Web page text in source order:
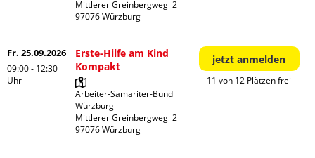
Mittlerer Greinbergweg  2
Fr. 25.09.2026
09:00 - 12:30
Uhr
Erste-Hilfe am Kind
Kompakt
Arbeiter-Samariter-Bund
Würzburg
Mittlerer Greinbergweg  2
jetzt anmelden
11 von 12 Plätzen frei